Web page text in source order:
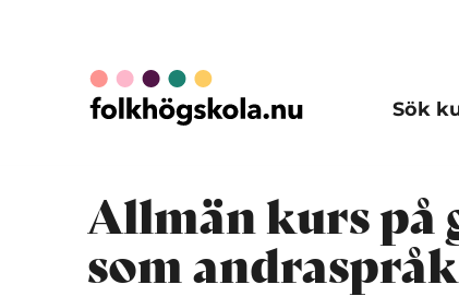
Sök
Allmän kurs på
som andraspråk